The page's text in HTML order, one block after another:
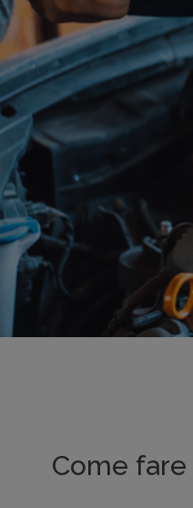
Come